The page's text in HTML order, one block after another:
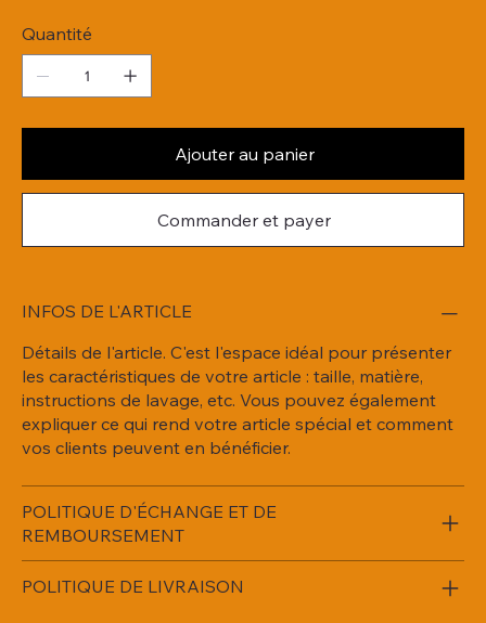
Quantité
Ajouter au panier
Commander et payer
INFOS DE L'ARTICLE
Détails de l'article. C'est l'espace idéal pour présenter
les caractéristiques de votre article : taille, matière,
instructions de lavage, etc. Vous pouvez également
expliquer ce qui rend votre article spécial et comment
vos clients peuvent en bénéficier.
POLITIQUE D'ÉCHANGE ET DE
REMBOURSEMENT
POLITIQUE DE LIVRAISON